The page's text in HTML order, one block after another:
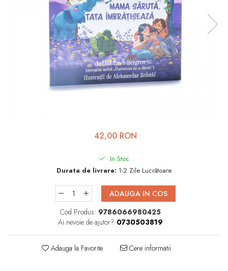
Viața de Familie
Prietenie, Logodnă și
Cărți de Colorat
Adolescenți și Tineri
Conducerea și Păstorirea
Consiliere
Lucrarea cu Copiii și Tinerii
42,00 RON
In Stoc
Durata de livrare: 1-2 Zile Lucrătoare
ADAUGA IN COS
Cod Produs: 9786066980425
Ai nevoie de ajutor? 0730503819
Adauga la Favorite Cere informatii